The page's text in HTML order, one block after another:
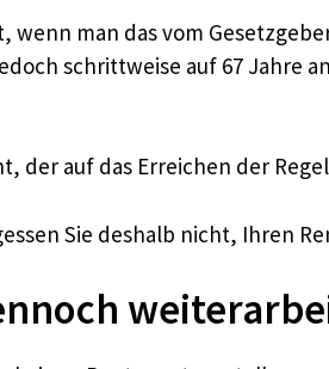
man das vom
schrittweise auf 67 Jahre
der auf das Erreichen der
Sie deshalb nicht, Ihren